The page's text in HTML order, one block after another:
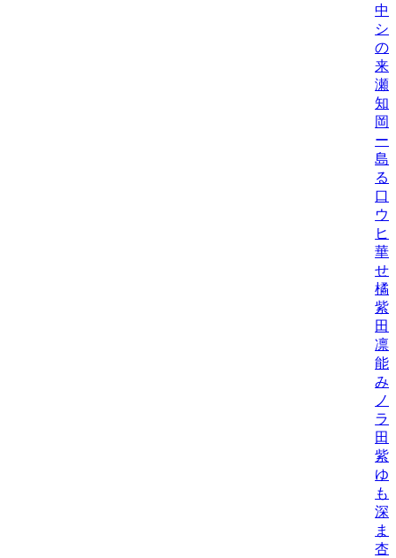
中
シ
の
来/
瀬
知/
岡
ー
島
る
口
ウ
ヒ
華
せ
橘
紫
田
凛/
能
み/
ノ
ラ
田
紫
ゆ
も
深
ま
杏/